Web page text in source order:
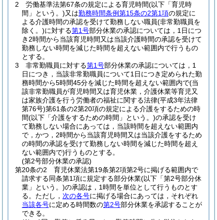
2
労働基準法第67条の規定による育児時間(以下「育児時
間」という。)又は勤務時間条例第15条の2第1項の規定に
よる介護時間の承認を受けて勤務しない職員(非常勤職員を
除く。)に対する第1号部分休業の承認については，1日につ
き2時間から当該育児時間又は当該介護時間の承認を受けて
勤務しない時間を減じた時間を超えない範囲内で行うもの
とする。
3
非常勤職員に対する第1号部分休業の承認については，1
日につき，当該非常勤職員について1日につき定められた勤
務時間から5時間45分を減じた時間を超えない範囲内で(当
該非常勤職員が育児時間又は育児休業，介護休業等育児又
は家族介護を行う労働者の福祉に関する法律(平成3年法律
第76号)第61条の2第20項の規定による介護をするための時
間(以下「介護をするための時間」という。)の承認を受け
て勤務しない場合にあっては，当該時間を超えない範囲内
で，かつ，2時間から当該育児時間又は当該介護をするため
の時間の承認を受けて勤務しない時間を減じた時間を超え
ない範囲内で)行うものとする。
(第2号部分休業の承認)
第20条の2
育児休業法第19条第2項第2号に掲げる範囲内で
請求する同条第1項に規定する部分休業(以下「第2号部分休
業」という。)の承認は，1時間を単位として行うものとす
る。 ただし， 次の各号に掲げる場合にあっては，それぞれ
当該各号に定める時間数の第2号部分休業を承認することが
できる。